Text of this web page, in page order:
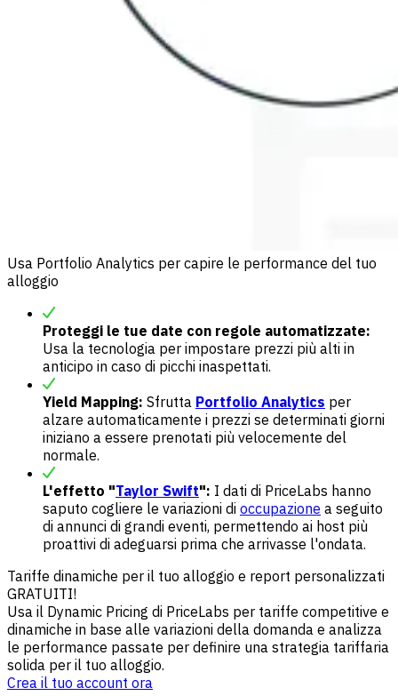
Usa Portfolio Analytics per capire le performance del tuo
alloggio
Proteggi le tue date con regole automatizzate:
Usa la tecnologia per impostare prezzi più alti in
anticipo in caso di picchi inaspettati.
Yield Mapping: Sfrutta Portfolio Analytics per
alzare automaticamente i prezzi se determinati giorni
iniziano a essere prenotati più velocemente del
normale.
L'effetto "Taylor Swift": I dati di PriceLabs hanno
saputo cogliere le variazioni di occupazione a seguito
di annunci di grandi eventi, permettendo ai host più
proattivi di adeguarsi prima che arrivasse l'ondata.
Tariffe dinamiche per il tuo alloggio e report personalizzati
GRATUITI!
Usa il Dynamic Pricing di PriceLabs per tariffe competitive e
dinamiche in base alle variazioni della domanda e analizza
le performance passate per definire una strategia tariffaria
solida per il tuo alloggio.
Crea il tuo account ora